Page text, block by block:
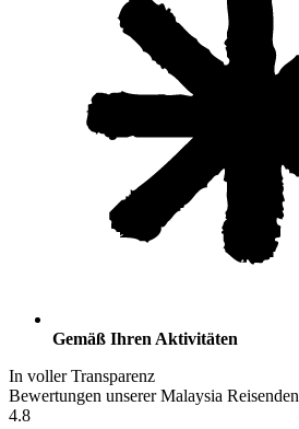
Gemäß Ihren Aktivitäten
In voller Transparenz
Bewertungen unserer Malaysia Reisenden
4.8